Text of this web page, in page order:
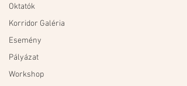
Oktatók
Korridor Galéria
Esemény
Pályázat
Workshop